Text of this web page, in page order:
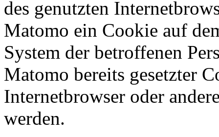
des genutzten
Matomo ein Cookie auf
System der betroffenen
Matomo bereits gesetzter
Internetbrowser oder
werden.